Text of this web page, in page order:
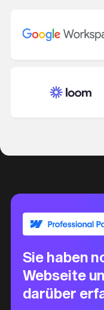
Sie haben
Webseite
darüber